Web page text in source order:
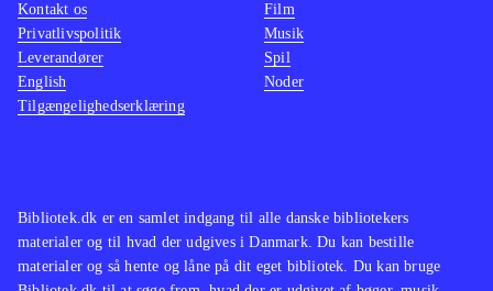
Bibliotek.dk er en samlet indgang til alle danske bibliotekers
materialer og til hvad der udgives i Danmark. Du kan bestille
materialer og så hente og låne på dit eget bibliotek. Du kan bruge
Kontakt os
Privatlivspolitik
Leverandører
English
Tilgængelighedserklæring
Film
Musik
Spil
Noder